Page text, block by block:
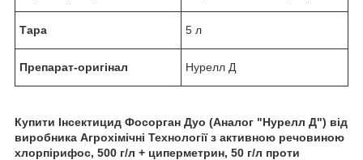
Тара 5 л
Препарат-оригінал Нурелл Д
Купити Інсектицид Фосорган Дуо (Аналог "Нурелл Д") від
виробника Агрохімічні Технології з активною речовиною
хлорпірифос, 500 г/л + циперметрин, 50 г/л проти